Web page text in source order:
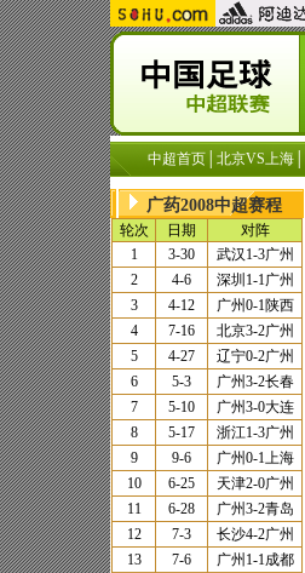
中超首页 北京VS上海
广药2008中超赛程
轮次 日期
对阵
1
3-30 武汉1-3广州
2
4-6 深圳 1-1广州
3
4-12 广州0-1陕西
4
7-16 北京3-2广州
5
4-27 辽宁0-2广州
6
5-3 广州3-2长春
7
5-10 广州3-0大连
8
5-17 浙江1-3广州
9
9-6 广州0-1上海
10
6-25 天津2-0广州
11
6-28 广州3-2青岛
12
7-3 长沙4-2广州
13
7-6 广州 1-1成都